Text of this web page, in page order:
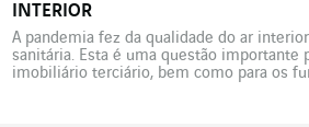
INTERIOR
A pandemia fez da qualidade do ar
sanitária. Esta é uma questão importante
imobiliário terciário, bem como para os